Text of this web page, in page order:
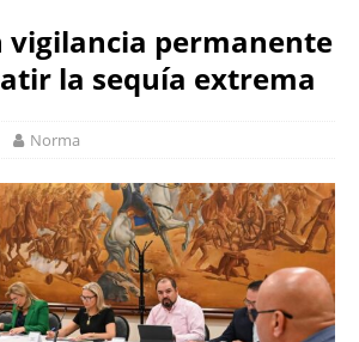
vigilancia permanente
la sequía extrema
Norma